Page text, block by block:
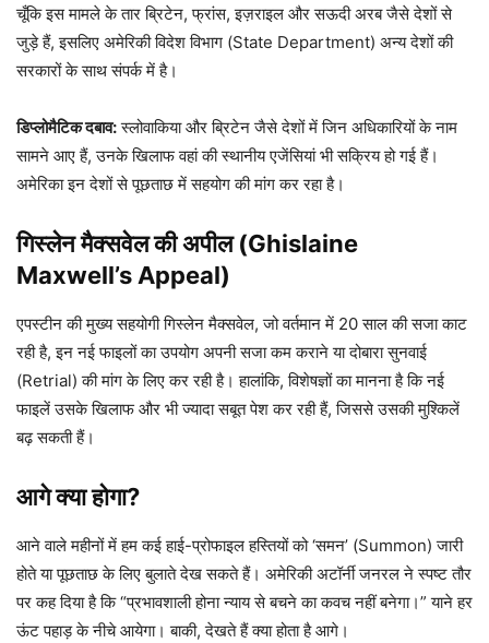
चूँकि इस मामले के तार ब्रिटेन, फ्रांस, इज़राइल और सऊदी अरब जैसे देशों से
जुड़े हैं, इसलिए अमेरिकी विदेश विभाग (State Department) अन्य देशों की
सरकारों के साथ संपर्क में है।
डिप्लोमैटिक दबाव:स्लोवाकिया और ब्रिटेन जैसे देशों में जिन अधिकारियों के नाम
सामने आए हैं, उनके खिलाफ वहां की स्थानीय एजेंसियां भी सक्रिय हो गई हैं।
अमेरिका इन देशों से पूछताछ में सहयोग की मांग कर रहा है।
गिस्लेन मैक्सवेल की अपील (Ghislaine
Maxwell’s Appeal)
एपस्टीन की मुख्य सहयोगी गिस्लेन मैक्सवेल, जो वर्तमान में 20 साल की सजा काट
रही है, इन नई फाइलों का उपयोग अपनी सजा कम कराने या दोबारा सुनवाई
(Retrial) की मांग के लिए कर रही है। हालांकि, विशेषज्ञों का मानना है कि नई
फाइलें उसके खिलाफ और भी ज्यादा सबूत पेश कर रही हैं, जिससे उसकी मुश्किलें
बढ़ सकती हैं।
आगे क्या होगा?
आने वाले महीनों में हम कई हाई-प्रोफाइल हस्तियों को ‘समन’ (Summon) जारी
होते या पूछताछ के लिए बुलाते देख सकते हैं। अमेरिकी अटॉर्नी जनरल ने स्पष्ट तौर
पर कह दिया है कि “प्रभावशाली होना न्याय से बचने का कवच नहीं बनेगा।” याने हर
ऊंट पहाड़ के नीचे आयेगा। बाकी, देखते हैं क्या होता है आगे।